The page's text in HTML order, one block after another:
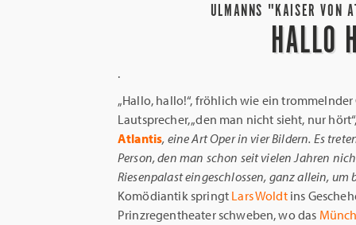
ULMANNS "KAISER VON
HALLO
.
„Hallo, hallo!“, fröhlich wie ein
Lautsprecher, „den man nicht sieht, nur
Atlantis, eine Art Oper in vier Bildern. Es
Person, den man schon seit vielen Jahren
Riesenpalast eingeschlossen, ganz allein, um
Komödiantik springt Lars Woldt ins
Prinzregentheater schweben, wo das